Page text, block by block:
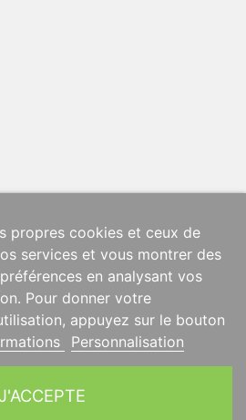
propres cookies et ceux de
services et vous montrer des
en analysant vos
Pour donner votre
appuyez sur le bouton
Personnalisation
J'ACCEPTE